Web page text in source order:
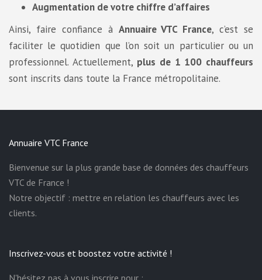
Augmentation de votre chiffre d’affaires
Ainsi, faire confiance à Annuaire VTC France, c’est se
faciliter le quotidien que l’on soit un particulier ou un
professionnel. Actuellement, plus de 1 100 chauffeurs
sont inscrits dans toute la France métropolitaine.
Annuaire VTC France
Bienvenue sur la plus grande base de données des chauffeurs
VTC de France !
Notre objectif : mettre en relation les chauffeurs avec les
clients.
Inscrivez-vous et boostez votre activité !